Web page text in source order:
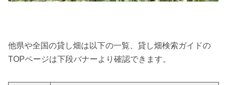
他県や全国の貸し畑は以下の一覧、貸し畑検索ガイドの
TOPページは下段バナーより確認できます。